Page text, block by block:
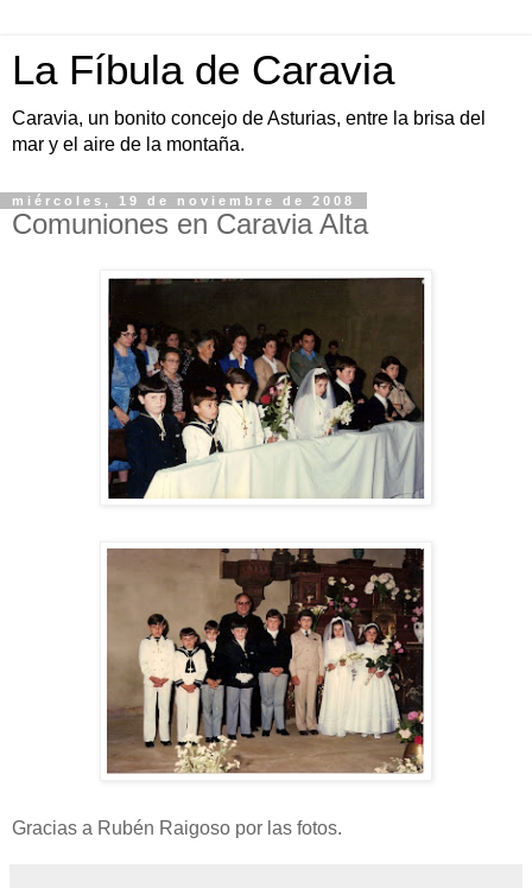
La Fíbula de Caravia
Caravia, un bonito concejo de Asturias, entre la brisa del
mar y el aire de la montaña.
miércoles, 19 de noviembre de 2008
Comuniones en Caravia Alta
Gracias a Rubén Raigoso por las fotos.